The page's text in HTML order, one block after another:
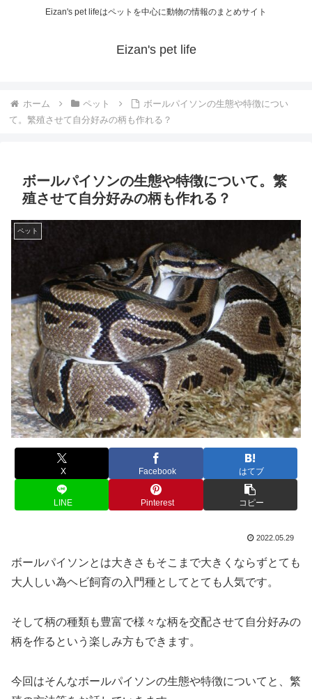
Eizan's pet lifeはペットを中心に動物の情報のまとめサイト
Eizan's pet life
ホーム ペット
ボールパイソンの生態や特徴につい
て。繁殖させて自分好みの柄も作れる？
ボールパイソンの生態や特徴について。繁
殖させて自分好みの柄も作れる？
ペット
X Facebook はてブ
LINE Pinterest コピー
2022.05.29
ボールパイソンとは大きさもそこまで大きくならずとても
大人しい為ヘビ飼育の入門種としてとても人気です。
そして柄の種類も豊富で様々な柄を交配させて自分好みの
柄を作るという楽しみ方もできます。
今回はそんなボールパイソンの生態や特徴についてと、繁